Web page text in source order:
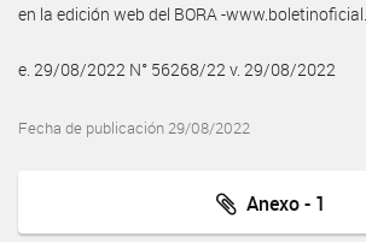
en la edición web del BORA -
e. 29/08/2022 N° 56268/22 v. 29/08/2022
Fecha de publicación 29/08/2022
Anexo - 1